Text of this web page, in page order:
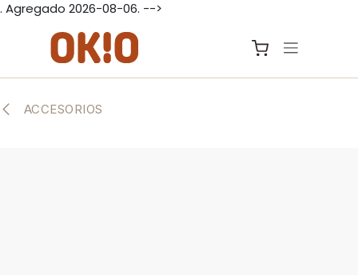
. Agregado 2026-08-06. -->
ACCESORIOS